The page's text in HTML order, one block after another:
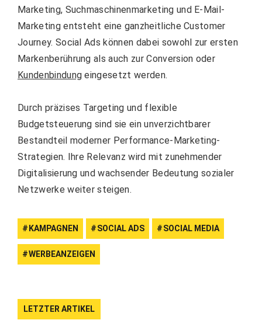
Marketing, Suchmaschinenmarketing und E-Mail-
Marketing entsteht eine ganzheitliche Customer
Journey. Social Ads können dabei sowohl zur ersten
Markenberührung als auch zur Conversion oder
Kundenbindung eingesetzt werden.
Durch präzises Targeting und flexible
Budgetsteuerung sind sie ein unverzichtbarer
Bestandteil moderner Performance-Marketing-
Strategien. Ihre Relevanz wird mit zunehmender
Digitalisierung und wachsender Bedeutung sozialer
Netzwerke weiter steigen.
KAMPAGNEN SOCIAL ADS SOCIAL MEDIA
WERBEANZEIGEN
LETZTER ARTIKEL